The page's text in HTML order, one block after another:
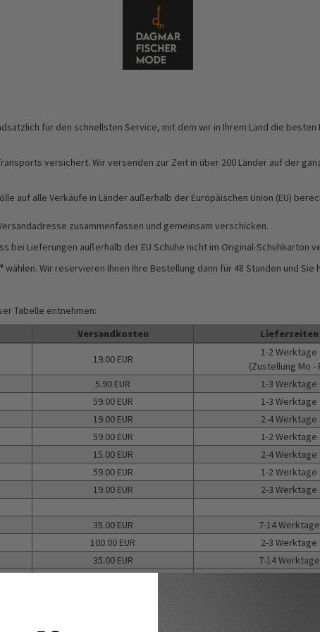
für den schnellsten Service, mit dem wir in Ihrem Land die
versichert. Wir versenden zur Zeit in über 200 Länder auf der
auf alle Verkäufe in Länder außerhalb der Europäischen Union (EU)
zusammenfassen und gemeinsam verschicken.
bei Lieferungen außerhalb der EU Schuhe nicht im Original-
wählen. Wir reservieren Ihnen Ihre Bestellung dann für 48 Stunden und
Tabelle entnehmen:
Versandkosten Lieferzeiten
19.00 EUR
1-2 Werktage
(Zustellung Mo -
5.90 EUR 1-3 Werktage
59.00 EUR
1-3 Werktage
19.00 EUR 2-4 Werktage
59.00 EUR
1-2 Werktage
15.00 EUR 2-4 Werktage
59.00 EUR
1-2 Werktage
19.00 EUR 2-3 Werktage
35.00 EUR 7-14 Werktage
100.00 EUR
2-3 Werktage
35.00 EUR 7-14 Werktage